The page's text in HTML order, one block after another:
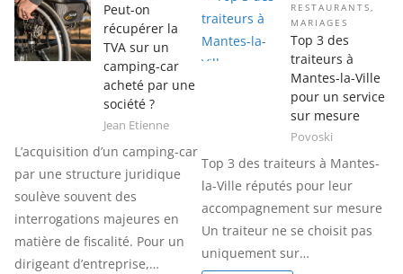
Peut-on
récupérer la
TVA sur un
camping-car
acheté par une
société ?
Jean Etienne
L’acquisition d’un camping-car
par une structure juridique
soulève souvent des
interrogations majeures en
matière de fiscalité. Pour un
dirigeant d’entreprise,…
RESTAURANTS,
MARIAGES
Top 3 des
traiteurs à
Mantes-la-Ville
pour un service
sur mesure
Povoski
Top 3 des traiteurs à Mantes-
la-Ville réputés pour leur
accompagnement sur mesure
Un traiteur ne se choisit pas
uniquement sur…